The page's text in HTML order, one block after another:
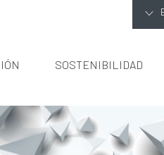
SOSTENIBILIDAD